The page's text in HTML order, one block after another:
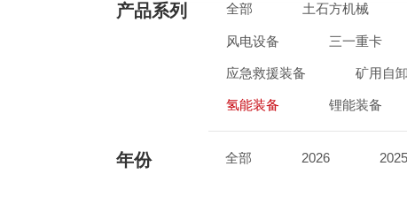
产品系列 全部 土石方机械
风电设备 三一重卡
应急救援装备 矿用自
氢能装备 锂能装备
年份 全部 2026 2025